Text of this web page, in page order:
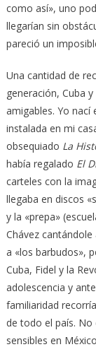
como así», uno
llegarían sin
pareció un
Una cantidad de
generación, Cuba
amigables. Yo nací
instalada en mi
obsequiado La
había regalado El
carteles con la
llegaba en discos
y la «prepa»
Chávez
a «los barbudos»,
Cuba, Fidel y la
adolescencia y
familiaridad
de todo el país.
sensibles en